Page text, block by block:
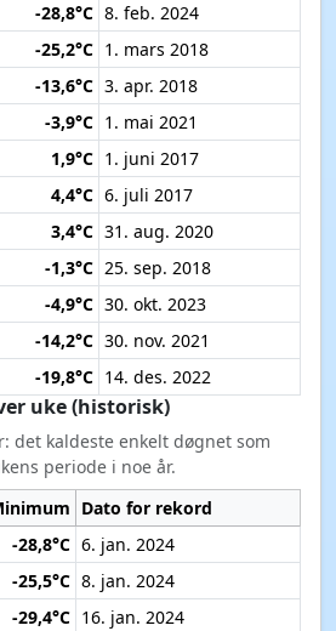
-28,8°C 8. feb. 2024
-25,2°C 1. mars 2018
-13,6°C 3. apr. 2018
-3,9°C 1. mai 2021
1,9°C 1. juni 2017
4,4°C 6. juli 2017
3,4°C 31. aug. 2020
-1,3°C 25. sep. 2018
-4,9°C 30. okt. 2023
-14,2°C 30. nov. 2021
-19,8°C 14. des. 2022
uke (historisk)
det kaldeste enkelt døgnet som
periode i noe år.
Dato for rekord
-28,8°C 6. jan. 2024
-25,5°C 8. jan. 2024
-29,4°C 16. jan. 2024